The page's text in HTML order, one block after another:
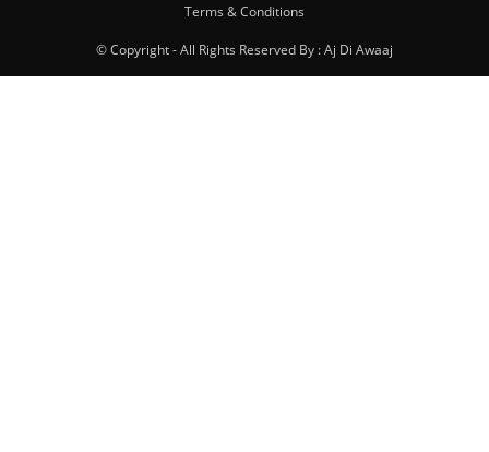
Terms & Conditions
© Copyright - All Rights Reserved By : Aj Di Awaaj